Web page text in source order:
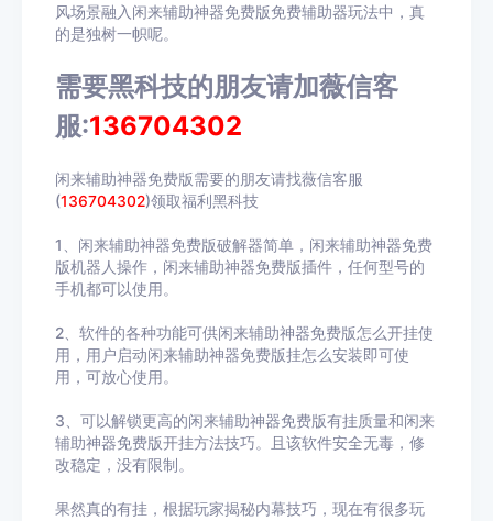
风场景融入闲来辅助神器免费版免费辅助器玩法中，真
的是独树一帜呢。
需要黑科技的朋友请加薇信客
服:136704302
闲来辅助神器免费版需要的朋友请找薇信客服
(136704302)领取福利黑科技
1、闲来辅助神器免费版破解器简单，闲来辅助神器免费
版机器人操作，闲来辅助神器免费版插件，任何型号的
手机都可以使用。
2、软件的各种功能可供闲来辅助神器免费版怎么开挂使
用，用户启动闲来辅助神器免费版挂怎么安装即可使
用，可放心使用。
3、可以解锁更高的闲来辅助神器免费版有挂质量和闲来
辅助神器免费版开挂方法技巧。且该软件安全无毒，修
改稳定，没有限制。
果然真的有挂，根据玩家揭秘内幕技巧，现在有很多玩